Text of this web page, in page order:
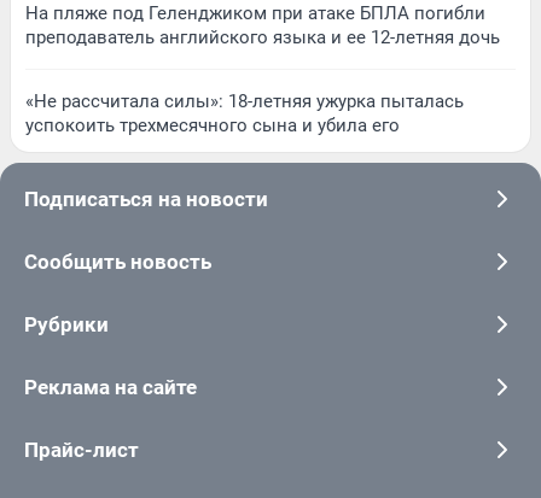
На пляже под Геленджиком при атаке БПЛА погибли
преподаватель английского языка и ее 12-летняя дочь
«Не рассчитала силы»: 18-летняя ужурка пыталась
успокоить трехмесячного сына и убила его
Подписаться на новости
Сообщить новость
Рубрики
Реклама на сайте
Прайс-лист